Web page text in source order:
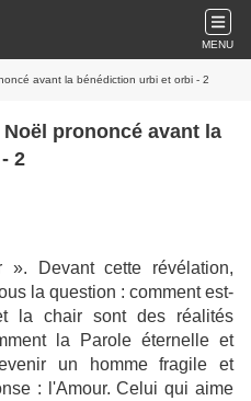
MENU
avant la bénédiction urbi et orbi - 2
prononcé avant la
2
Devant cette révélation,
la question : comment est-
la chair sont des réalités
la Parole éternelle et
un homme fragile et
: l'Amour. Celui qui aime